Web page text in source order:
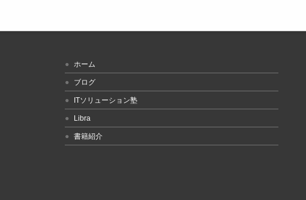
ホーム
ブログ
ITソリューション塾
Libra
書籍紹介